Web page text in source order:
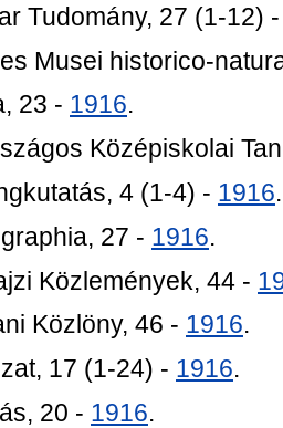
Tudomány, 27 (1-12)
Musei historico-
23 - 1916.
Középiskolai
4 (1-4) - 1916.
27 - 1916.
Közlemények, 44 -
Közlöny, 46 - 1916.
17 (1-24) - 1916.
20 - 1916.